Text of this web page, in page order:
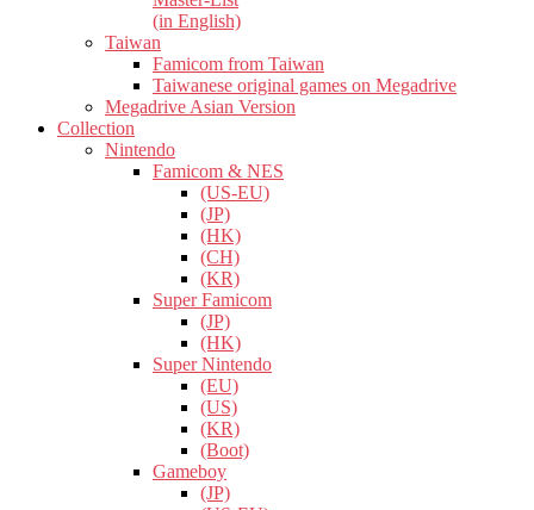
(in English)
Taiwan
Famicom from Taiwan
Taiwanese original games on Megadrive
Megadrive Asian Version
Collection
Nintendo
Famicom & NES
(US-EU)
(JP)
(HK)
(CH)
(KR)
Super Famicom
(JP)
(HK)
Super Nintendo
(EU)
(US)
(KR)
(Boot)
Gameboy
(JP)